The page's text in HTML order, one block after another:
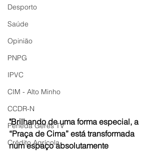
Desporto
Saúde
Opinião
PNPG
IPVC
CIM - Alto Minho
CCDR-N
Peneda Gerês TV
Crédito Agrícola
"Brilhando de uma forma especial, a
“Praça de Cima” está transformada
num espaço absolutamente